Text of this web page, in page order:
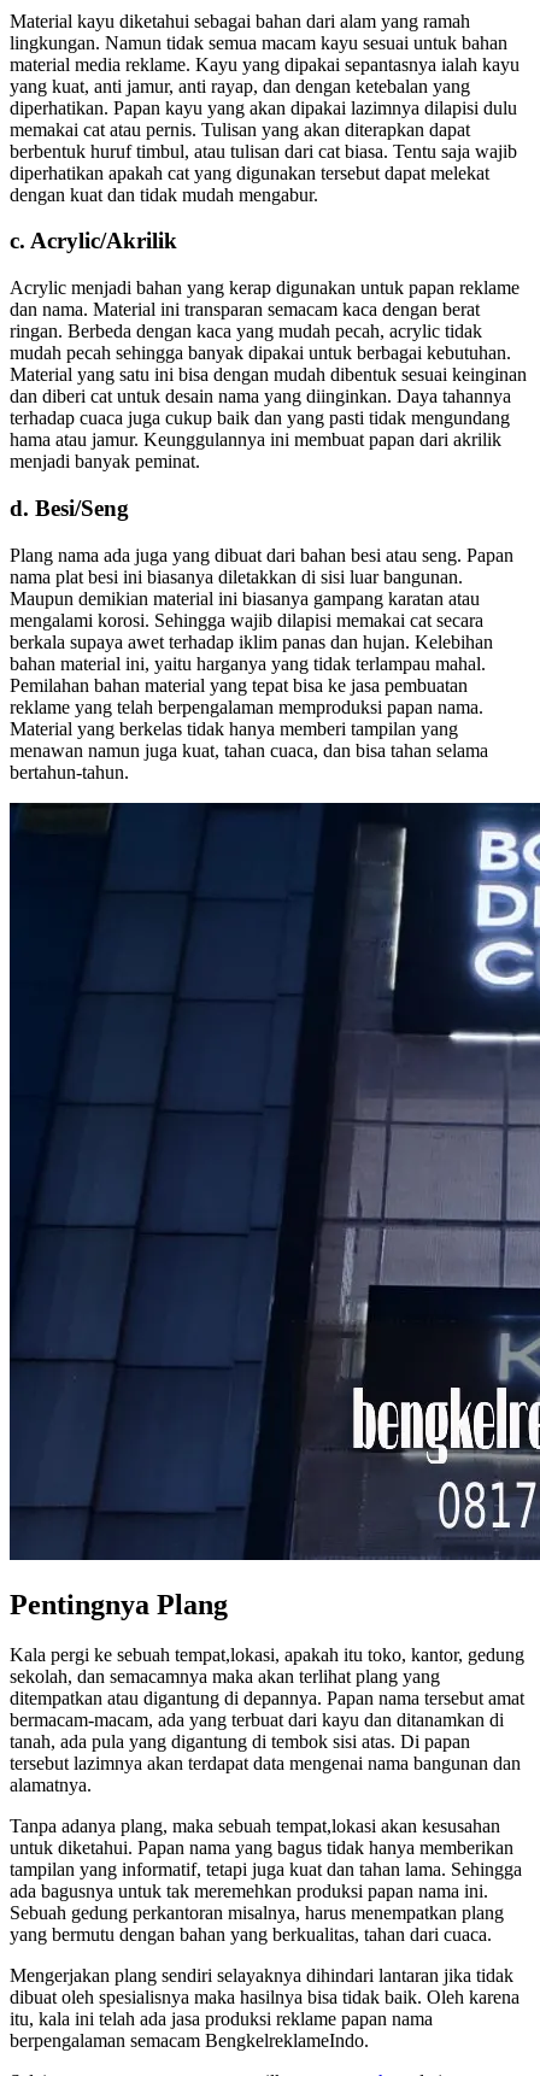
Material kayu diketahui sebagai bahan dari alam yang ramah
lingkungan. Namun tidak semua macam kayu sesuai untuk bahan
material media reklame. Kayu yang dipakai sepantasnya ialah kayu
yang kuat, anti jamur, anti rayap, dan dengan ketebalan yang
diperhatikan. Papan kayu yang akan dipakai lazimnya dilapisi dulu
memakai cat atau pernis. Tulisan yang akan diterapkan dapat
berbentuk huruf timbul, atau tulisan dari cat biasa. Tentu saja wajib
diperhatikan apakah cat yang digunakan tersebut dapat melekat
dengan kuat dan tidak mudah mengabur.
c. Acrylic/Akrilik
Acrylic menjadi bahan yang kerap digunakan untuk papan reklame
dan nama. Material ini transparan semacam kaca dengan berat
ringan. Berbeda dengan kaca yang mudah pecah, acrylic tidak
mudah pecah sehingga banyak dipakai untuk berbagai kebutuhan.
Material yang satu ini bisa dengan mudah dibentuk sesuai keinginan
dan diberi cat untuk desain nama yang diinginkan. Daya tahannya
terhadap cuaca juga cukup baik dan yang pasti tidak mengundang
hama atau jamur. Keunggulannya ini membuat papan dari akrilik
menjadi banyak peminat.
d. Besi/Seng
Plang nama ada juga yang dibuat dari bahan besi atau seng. Papan
nama plat besi ini biasanya diletakkan di sisi luar bangunan.
Maupun demikian material ini biasanya gampang karatan atau
mengalami korosi. Sehingga wajib dilapisi memakai cat secara
berkala supaya awet terhadap iklim panas dan hujan. Kelebihan
bahan material ini, yaitu harganya yang tidak terlampau mahal.
Pemilahan bahan material yang tepat bisa ke jasa pembuatan
reklame yang telah berpengalaman memproduksi papan nama.
Material yang berkelas tidak hanya memberi tampilan yang
menawan namun juga kuat, tahan cuaca, dan bisa tahan selama
bertahun-tahun.
Pentingnya Plang
Kala pergi ke sebuah tempat,lokasi, apakah itu toko, kantor, gedung
sekolah, dan semacamnya maka akan terlihat plang yang
ditempatkan atau digantung di depannya. Papan nama tersebut amat
bermacam-macam, ada yang terbuat dari kayu dan ditanamkan di
tanah, ada pula yang digantung di tembok sisi atas. Di papan
tersebut lazimnya akan terdapat data mengenai nama bangunan dan
alamatnya.
Tanpa adanya plang, maka sebuah tempat,lokasi akan kesusahan
untuk diketahui. Papan nama yang bagus tidak hanya memberikan
tampilan yang informatif, tetapi juga kuat dan tahan lama. Sehingga
ada bagusnya untuk tak meremehkan produksi papan nama ini.
Sebuah gedung perkantoran misalnya, harus menempatkan plang
yang bermutu dengan bahan yang berkualitas, tahan dari cuaca.
Mengerjakan plang sendiri selayaknya dihindari lantaran jika tidak
dibuat oleh spesialisnya maka hasilnya bisa tidak baik. Oleh karena
itu, kala ini telah ada jasa produksi reklame papan nama
berpengalaman semacam BengkelreklameIndo.